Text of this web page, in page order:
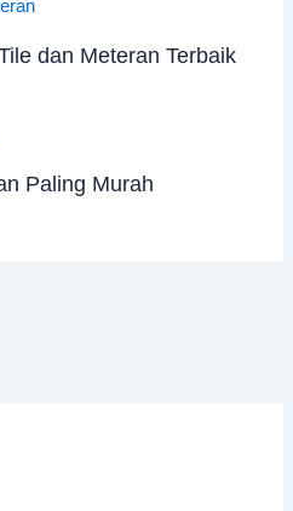
dan Meteran Terbaik
Paling Murah